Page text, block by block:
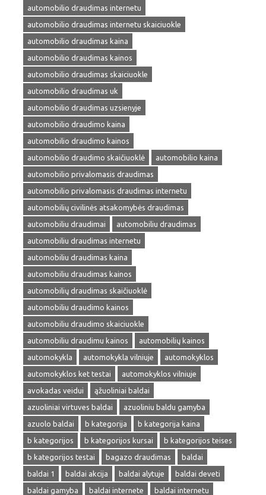
automobilio draudimas internetu
automobilio draudimas internetu skaiciuokle
automobilio draudimas kaina
automobilio draudimas kainos
automobilio draudimas skaiciuokle
automobilio draudimas uk
automobilio draudimas uzsienyje
automobilio draudimo kaina
automobilio draudimo kainos
automobilio draudimo skaičiuoklė
automobilio kaina
automobilio privalomasis draudimas
automobilio privalomasis draudimas internetu
automobilių civilinės atsakomybės draudimas
automobiliu draudimai
automobiliu draudimas
automobiliu draudimas internetu
automobiliu draudimas kaina
automobiliu draudimas kainos
automobilių draudimas skaičiuoklė
automobiliu draudimo kainos
automobiliu draudimo skaiciuokle
automobiliu draudimu kainos
automobilių kainos
automokykla
automokykla vilniuje
automokyklos
automokyklos ket testai
automokyklos vilniuje
avokadas veidui
ąžuoliniai baldai
azuoliniai virtuves baldai
azuoliniu baldu gamyba
azuolo baldai
b kategorija
b kategorija kaina
b kategorijos
b kategorijos kursai
b kategorijos teises
b kategorijos testai
bagazo draudimas
baldai
baldai 1
baldai akcija baldai alytuje
baldai deveti
baldai gamyba
baldai internete
baldai internetu